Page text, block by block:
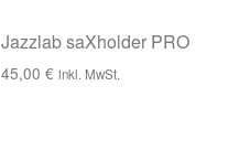
Jazzlab saXholder PRO
45,00€ inkl. MwSt.